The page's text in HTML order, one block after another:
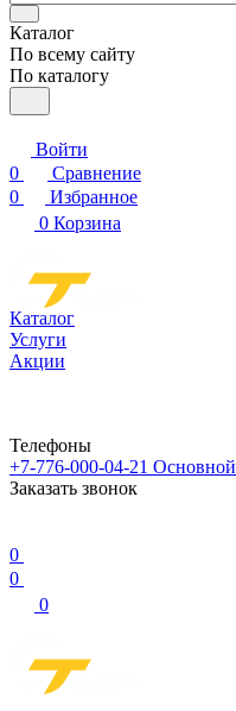
Каталог
По всему сайту
По каталогу
Войти
0
Сравнение
0
Избранное
0 Корзина
Каталог
Услуги
Акции
Телефоны
+7-776-000-04-21 Основной
Заказать звонок
0
0
0